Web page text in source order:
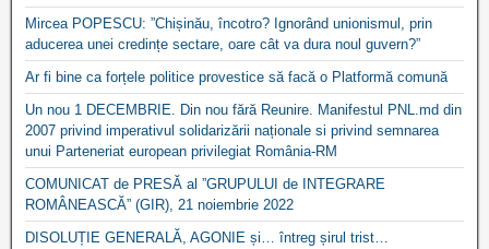
Mircea POPESCU: ”Chișinău, încotro? Ignorând unionismul, prin
aducerea unei credințe sectare, oare cât va dura noul guvern?”
Ar fi bine ca forțele politice provestice să facă o Platformă comună
Un nou 1 DECEMBRIE. Din nou fără Reunire. Manifestul PNL.md din
2007 privind imperativul solidarizării naționale si privind semnarea
unui Parteneriat european privilegiat România-RM
COMUNICAT de PRESĂ al ”GRUPULUI de INTEGRARE
ROMÂNEASCĂ” (GIR), 21 noiembrie 2022
DISOLUȚIE GENERALĂ, AGONIE și… întreg șirul trist…